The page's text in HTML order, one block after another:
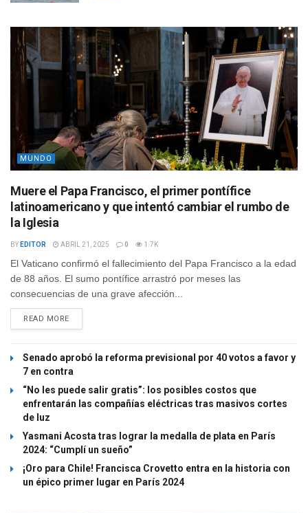
MUNDO
Muere el Papa Francisco, el primer pontífice
latinoamericano y que intentó cambiar el rumbo de
la Iglesia
BY EDITOR ABRIL 21, 2025 0 1.7K
El Vaticano confirmó el fallecimiento del Papa Francisco a la edad
de 88 años. El sumo pontífice arrastró por meses las
consecuencias de una grave afección...
READ MORE
Senado aprobó la reforma previsional por 40 votos a favor y
7 en contra
“No les puede salir gratis”: los posibles costos que
enfrentarán las compañías eléctricas tras masivos cortes
de luz
Yasmani Acosta tras lograr la medalla de plata en París
2024: “Cumplí un sueño”
¡Oro para Chile! Francisca Crovetto entra en la historia con
un épico primer lugar en París 2024